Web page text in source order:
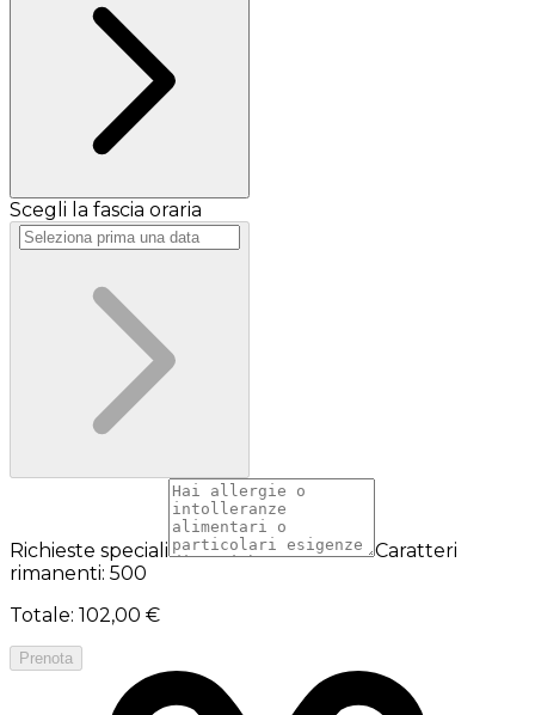
Scegli la fascia oraria
Richieste speciali
Caratteri
rimanenti: 500
Totale: 102,00 €
Prenota